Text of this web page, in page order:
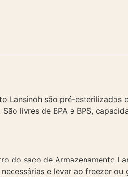
Lansinoh são pré-
livres de BPA e BPS,
do saco de Armazenamento
e levar ao freezer